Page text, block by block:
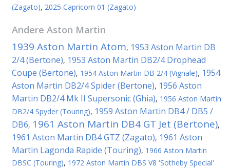
(Zagato), 2025 Capricorn 01 (Zagato)
Andere Aston Martin
1939 Aston Martin Atom, 1953 Aston Martin DB
2/4 (Bertone), 1953 Aston Martin DB2/4 Drophead
Coupe (Bertone), 1954 Aston Martin DB 2/4 (Vignale), 1954
Aston Martin DB2/4 Spider (Bertone), 1956 Aston
Martin DB2/4 Mk II Supersonic (Ghia), 1956 Aston Martin
DB2/4 Spyder (Touring), 1959 Aston Martin DB4 / DB5 /
DB6, 1961 Aston Martin DB4 GT Jet (Bertone),
1961 Aston Martin DB4 GTZ (Zagato), 1961 Aston
Martin Lagonda Rapide (Touring), 1966 Aston Martin
DBSC (Touring), 1972 Aston Martin DBS V8 'Sotheby Special'